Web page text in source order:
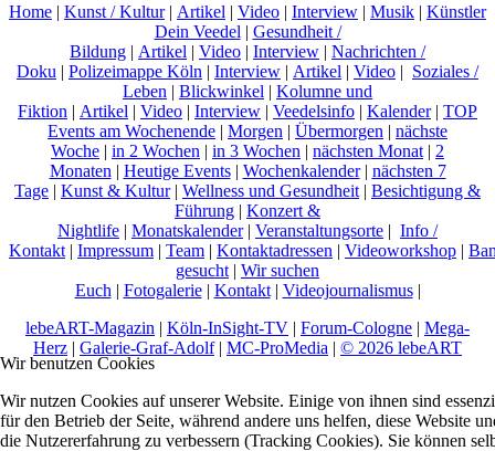
Home | Kunst / Kultur| Artikel | Video | Interview | Musik | Künstler
Dein Veedel | Gesundheit /
Bildung | Artikel | Video | Interview | Nachrichten /
Doku | Polizeimappe Köln | Interview | Artikel | Video | Soziales /
Leben | Blickwinkel | Kolumne und
Fiktion | Artikel | Video | Interview | Veedelsinfo | Kalender| TOP
Events am Wochenende | Morgen | Übermorgen | nächste
Woche | in 2 Wochen | in 3 Wochen | nächsten Monat | 2
Monaten | Heutige Events| Wochenkalender| nächsten 7
Tage | Kunst & Kultur| Wellness und Gesundheit | Besichtigung &
Führung | Konzert &
Nightlife | Monatskalender| Veranstaltungsorte | Info /
Kontakt | Impressum | Team | Kontaktadressen | Videoworkshop |
gesucht | Wir suchen
Euch | Fotogalerie| Kontakt| Videojournalismus|
lebeART-Magazin | Köln-InSight-TV | Forum-Cologne | Mega-
Herz | Galerie-Graf-Adolf| MC-ProMedia | © 2026 lebeART
Wir benutzen Cookies
Wir nutzen Cookies auf unserer Website. Einige von ihnen sind
für den Betrieb der Seite, während andere uns helfen, diese Website
die Nutzererfahrung zu verbessern (Tracking Cookies). Sie können